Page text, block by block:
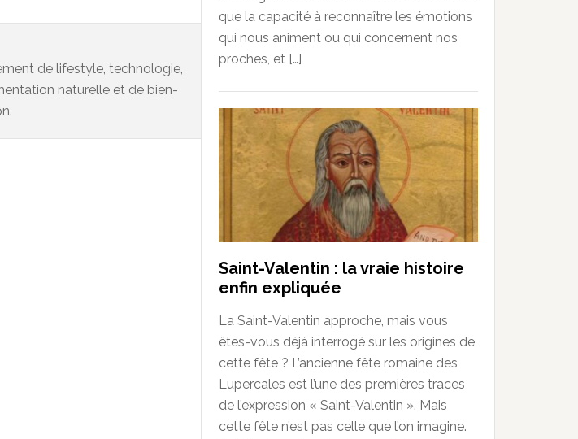
de lifestyle, technologie,
naturelle et de bien-
que la capacité à reconnaître les émotions
qui nous animent ou qui concernent nos
proches, et […]
Saint-Valentin : la vraie histoire
enfin expliquée
La Saint-Valentin approche, mais vous
êtes-vous déjà interrogé sur les origines de
cette fête ? L’ancienne fête romaine des
Lupercales est l’une des premières traces
de l’expression « Saint-Valentin ». Mais
cette fête n’est pas celle que l’on imagine.